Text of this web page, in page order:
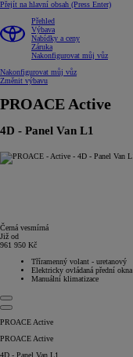
Přejít na hlavní obsah (Press Enter)
Přehled
Výbava
Nabídky a ceny
Záruka
Nakonfigurovat můj vůz
Nakonfigurovat můj vůz
Změnit výbavu
PROACE Active
4D - Panel Van L1
Černá vesmírná
Již od
961 950 Kč
Tříramenný volant - uretanový
Elektricky ovládaná přední okna
Manuální klimatizace
PROACE Active
PROACE Active
4D - Panel Van L1